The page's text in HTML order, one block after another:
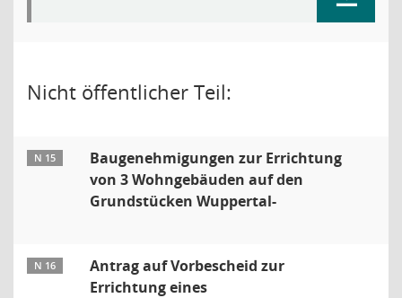
Nicht öffentlicher Teil:
N 15
Baugenehmigungen zur Errichtung
von 3 Wohngebäuden auf den
Grundstücken Wuppertal-
N 16
Antrag auf Vorbescheid zur
Errichtung eines